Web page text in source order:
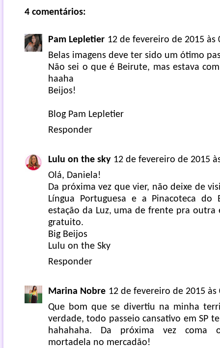
4 comentários:
Pam Lepletier 12 de fevereiro de 2015 às
Belas imagens deve ter sido um ótimo
Não sei o que é Beirute, mas estava
haaha
Beijos!
Blog Pam Lepletier
Responder
Lulu on the sky 12 de fevereiro de 2015
Olá, Daniela!
Da próxima vez que vier, não deixe de
Língua Portuguesa e a Pinacoteca do
estação da Luz, uma de frente pra outra
gratuito.
Big Beijos
Lulu on the Sky
Responder
Marina Nobre 12 de fevereiro de 2015 às
Que bom que se divertiu na minha
verdade, todo passeio cansativo em SP
hahahaha. Da próxima vez coma
mortadela no mercadão!